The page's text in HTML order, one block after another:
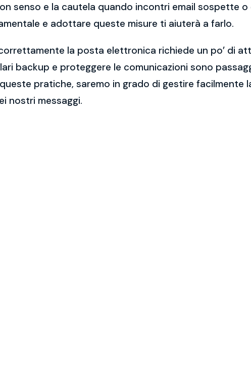
senso e la cautela quando incontri email sospette
e adottare queste misure ti aiuterà a farlo.
la posta elettronica richiede un po’ di
backup e proteggere le comunicazioni sono
pratiche, saremo in grado di gestire facilmente
nostri messaggi.